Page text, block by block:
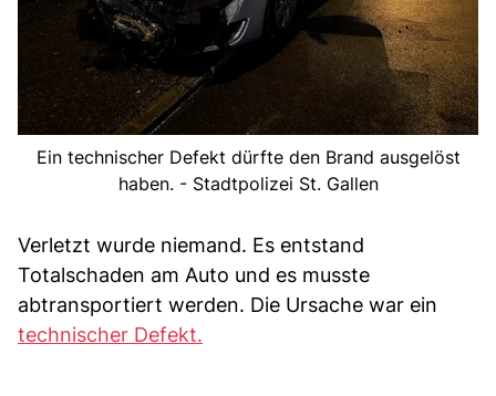
Ein technischer Defekt dürfte den Brand ausgelöst
haben. - Stadtpolizei St. Gallen
Verletzt wurde niemand. Es entstand
Totalschaden am Auto und es musste
abtransportiert werden. Die Ursache war ein
technischer Defekt.